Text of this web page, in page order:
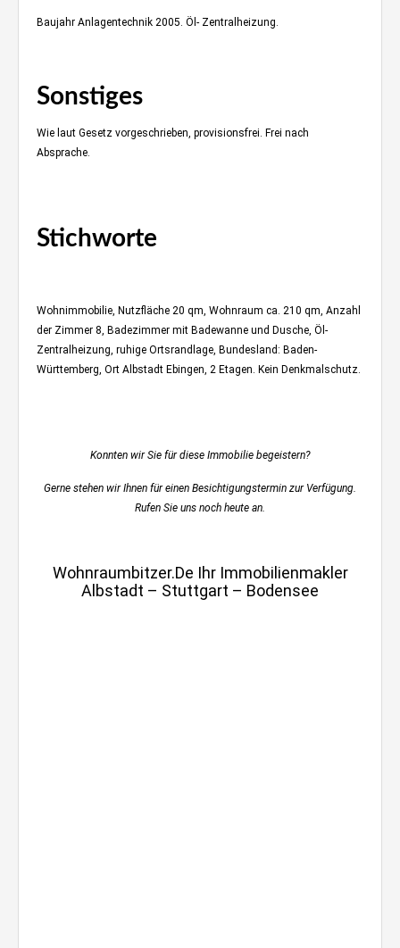
Baujahr Anlagentechnik 2005. Öl- Zentralheizung.
Sonstiges
Wie laut Gesetz vorgeschrieben, provisionsfrei. Frei nach
Absprache.
Stichworte
Wohnimmobilie, Nutzfläche 20 qm, Wohnraum ca. 210 qm, Anzahl
der Zimmer 8, Badezimmer mit Badewanne und Dusche, Öl-
Zentralheizung, ruhige Ortsrandlage, Bundesland: Baden-
Württemberg, Ort Albstadt Ebingen, 2 Etagen. Kein Denkmalschutz.
Konnten wir Sie für diese Immobilie begeistern?
Gerne stehen wir Ihnen für einen Besichtigungstermin zur Verfügung.
Rufen Sie uns noch heute an.
Wohnraumbitzer.de Ihr Immobilienmakler
Albstadt – Stuttgart – Bodensee